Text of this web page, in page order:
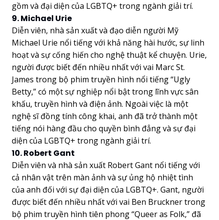
gồm và đại diện của LGBTQ+ trong ngành giải trí.
9. Michael Urie
Diễn viên, nhà sản xuất và đạo diễn người Mỹ
Michael Urie nổi tiếng với khả năng hài hước, sự linh
hoạt và sự cống hiến cho nghệ thuật kể chuyện. Urie,
người được biết đến nhiều nhất với vai Marc St.
James trong bộ phim truyền hình nổi tiếng “Ugly
Betty,” có một sự nghiệp nổi bật trong lĩnh vực sân
khấu, truyền hình và điện ảnh. Ngoài việc là một
nghệ sĩ đồng tính công khai, anh đã trở thành một
tiếng nói hàng đầu cho quyền bình đẳng và sự đại
diện của LGBTQ+ trong ngành giải trí.
10. Robert Gant
Diễn viên và nhà sản xuất Robert Gant nổi tiếng với
cả nhân vật trên màn ảnh và sự ủng hộ nhiệt tình
của anh đối với sự đại diện của LGBTQ+. Gant, người
được biết đến nhiều nhất với vai Ben Bruckner trong
bộ phim truyền hình tiên phong “Queer as Folk,” đã